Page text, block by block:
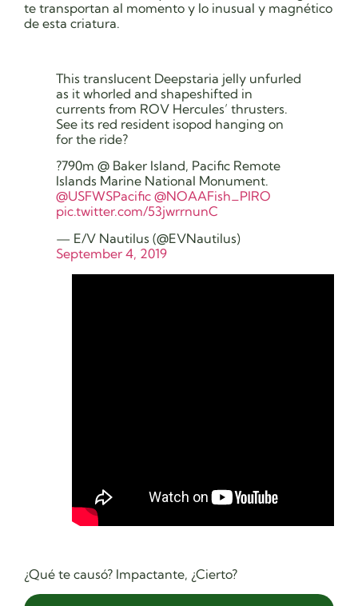
te transportan al momento y lo inusual y magnético
de esta criatura.
This translucent Deepstaria jelly unfurled
as it whorled and shapeshifted in
currents from ROV Hercules’ thrusters.
See its red resident isopod hanging on
for the ride?
?790m @ Baker Island, Pacific Remote
Islands Marine National Monument.
@USFWSPacific @NOAAFish_PIRO
pic.twitter.com/53jwrrnunC
— E/V Nautilus (@EVNautilus)
September 4, 2019
¿Qué te causó? Impactante, ¿Cierto?